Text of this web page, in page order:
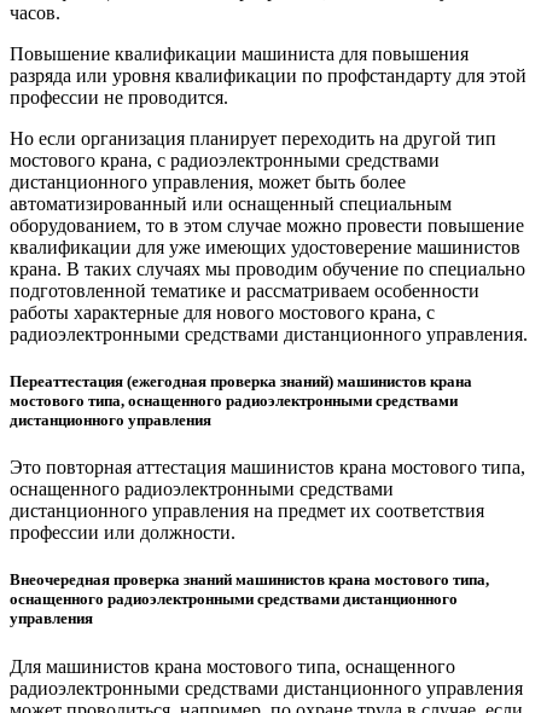
часов.
Повышение квалификации машиниста для повышения
разряда или уровня квалификации по профстандарту для этой
профессии не проводится.
Но если организация планирует переходить на другой тип
мостового крана, с радиоэлектронными средствами
дистанционного управления, может быть более
автоматизированный или оснащенный специальным
оборудованием, то в этом случае можно провести повышение
квалификации для уже имеющих удостоверение машинистов
крана. В таких случаях мы проводим обучение по специально
подготовленной тематике и рассматриваем особенности
работы характерные для нового мостового крана, с
радиоэлектронными средствами дистанционного управления.
Переаттестация (ежегодная проверка знаний) машинистов крана
мостового типа, оснащенного радиоэлектронными средствами
дистанционного управления
Это повторная аттестация машинистов крана мостового типа,
оснащенного радиоэлектронными средствами
дистанционного управления на предмет их соответствия
профессии или должности.
Внеочередная проверка знаний машинистов крана мостового типа,
оснащенного радиоэлектронными средствами дистанционного
управления
Для машинистов крана мостового типа, оснащенного
радиоэлектронными средствами дистанционного управления